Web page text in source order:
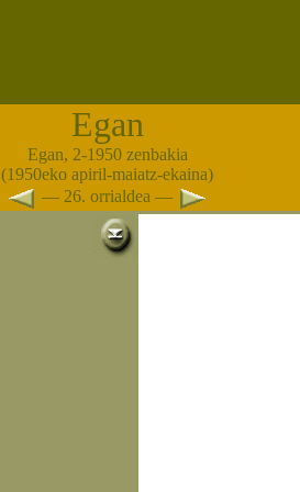
Egan
Egan, 2-1950 zenbakia
(1950eko apiril-maiatz-ekaina)
— 26. orrialdea —